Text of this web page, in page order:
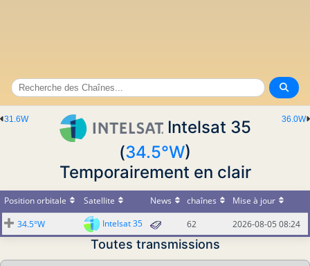
36.0W
31.6W
Intelsat 35
(34.5°W)
Temporairement en clair
Position orbitale Satellite News chaînes
Mise à jour
34.5°W
Intelsat 35 62 2026-08-05 08:24
Toutes transmissions